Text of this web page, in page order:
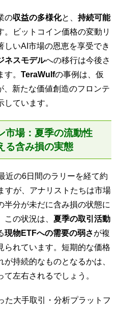
の収益の多様化と、 持続可能
。ビットコイン価格の変動リ
しいAI市場の恩恵を享受でき
ネスモデルへの移行は今後さ
。 TeraWulfの事例は、仮
新たな価値創造のフロンテ
ています。
市場：夏季の流動性
る含み損の実態
近の6日間のラリーを経て約
すが、アナリストたちは市場
半分が未だに含み損の状態に
の状況は、 夏季の取引活動
現物ETFへの需要の弱さが複
られています。短期的な価格
が持続的なものとなるかは、
左右されるでしょう。
た大手取引・分析プラットフ